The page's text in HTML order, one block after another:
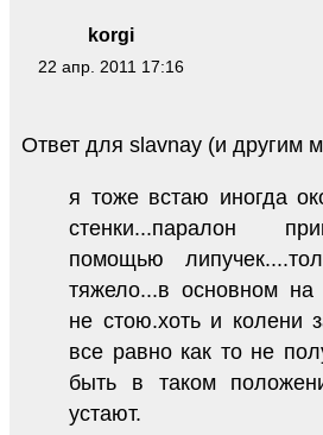
korgi
22 апр. 2011 17:16
Ответ для slavnay (и другим
я тоже встаю иногда
стенки...паралон
помощью
тяжело...в основном на
не стою.хоть и колени
все равно как то не
быть в таком
устают.